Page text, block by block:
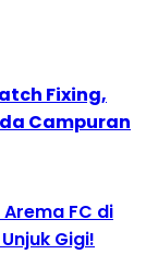
Fixing,
Campuran
FC di
Gigi!